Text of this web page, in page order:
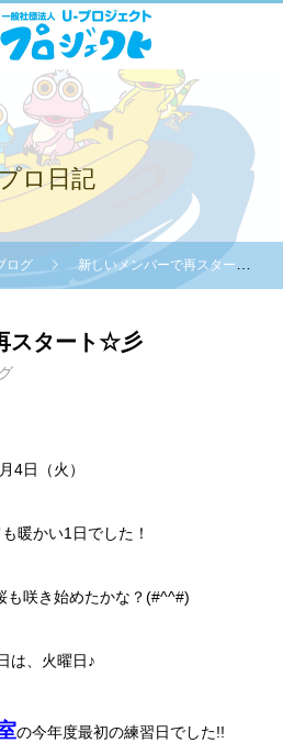
ロ日記
ログ 新しいメンバーで再スタート☆彡
スタート☆彡
4日（火）
暖かい1日でした！
も咲き始めたかな？(#^^#)
は、火曜日♪
の今年度最初の練習日でした!!